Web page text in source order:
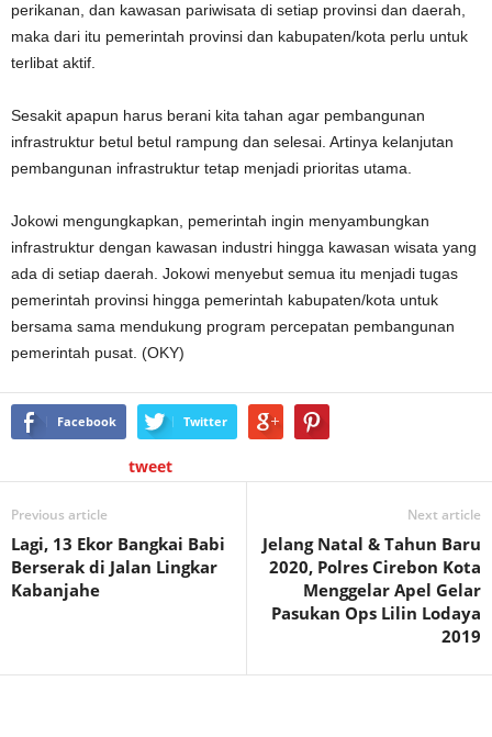
perikanan, dan kawasan pariwisata di setiap provinsi dan daerah,
maka dari itu pemerintah provinsi dan kabupaten/kota perlu untuk
terlibat aktif.
Sesakit apapun harus berani kita tahan agar pembangunan
infrastruktur betul betul rampung dan selesai. Artinya kelanjutan
pembangunan infrastruktur tetap menjadi prioritas utama.
Jokowi mengungkapkan, pemerintah ingin menyambungkan
infrastruktur dengan kawasan industri hingga kawasan wisata yang
ada di setiap daerah. Jokowi menyebut semua itu menjadi tugas
pemerintah provinsi hingga pemerintah kabupaten/kota untuk
bersama sama mendukung program percepatan pembangunan
pemerintah pusat. (OKY)
Facebook Twitter
tweet
Previous article
Lagi, 13 Ekor Bangkai Babi
Berserak di Jalan Lingkar
Kabanjahe
Next article
Jelang Natal & Tahun Baru
2020, Polres Cirebon Kota
Menggelar Apel Gelar
Pasukan Ops Lilin Lodaya
2019